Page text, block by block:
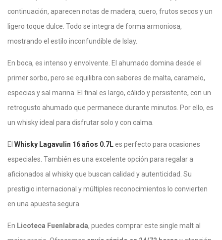
continuación, aparecen notas de madera, cuero, frutos secos y un
ligero toque dulce. Todo se integra de forma armoniosa,
mostrando el estilo inconfundible de Islay.
En boca, es intenso y envolvente. El ahumado domina desde el
primer sorbo, pero se equilibra con sabores de malta, caramelo,
especias y sal marina. El final es largo, cálido y persistente, con un
retrogusto ahumado que permanece durante minutos. Por ello, es
un whisky ideal para disfrutar solo y con calma.
El Whisky Lagavulin 16 años 0.7Les perfecto para ocasiones
especiales. También es una excelente opción para regalar a
aficionados al whisky que buscan calidad y autenticidad. Su
prestigio internacional y múltiples reconocimientos lo convierten
en una apuesta segura.
En Licoteca Fuenlabrada, puedes comprar este single malt al